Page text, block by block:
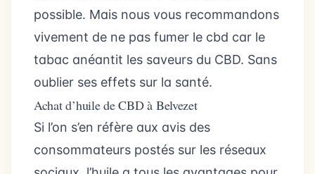
possible. Mais nous vous recommandons
vivement de ne pas fumer le cbd car le
tabac anéantit les saveurs du CBD. Sans
oublier ses effets sur la santé.
Achat d’huile de CBD à Belvezet
Si l’on s’en réfère aux avis des
consommateurs postés sur les réseaux